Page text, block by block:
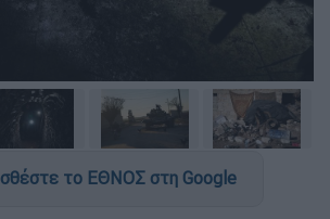
το ΕΘΝΟΣ στη Google